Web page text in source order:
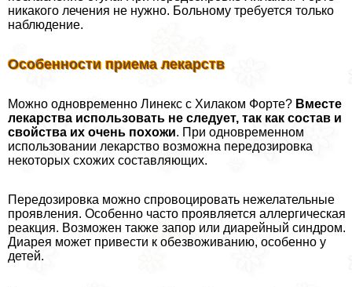
никакого лечения не нужно. Больному требуется только
наблюдение.
Особенности приема лекарств
Можно одновременно Линекс с Хилаком Форте? Вместе
лекарства использовать не следует, так как состав и
свойства их очень похожи. При одновременном
использовании лекарство возможна передозировка
некоторых схожих составляющих.
Передозировка можно спровоцировать нежелательные
проявления. Особенно часто проявляется аллергическая
реакция. Возможен также запор или диарейный синдром.
Диарея может привести к обезвоживанию, особенно у
детей.